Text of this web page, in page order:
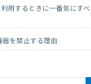
用するときに一番気にすべ
を禁止する理由